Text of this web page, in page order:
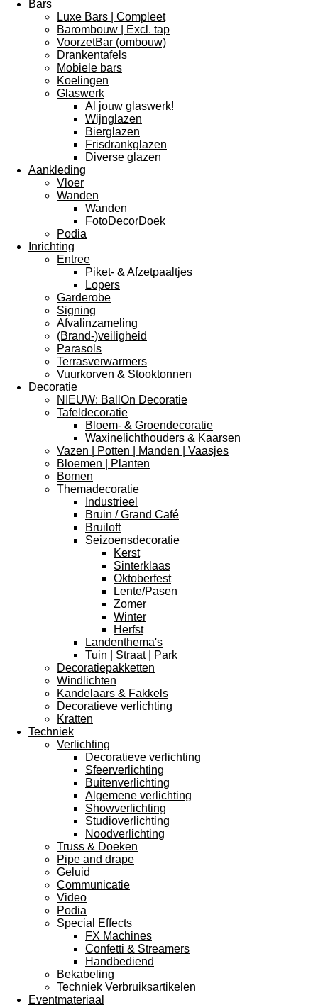
Bars
Luxe Bars | Compleet
Barombouw | Excl. tap
VoorzetBar (ombouw)
Drankentafels
Mobiele bars
Koelingen
Glaswerk
Al jouw glaswerk!
Wijnglazen
Bierglazen
Frisdrankglazen
Diverse glazen
Aankleding
Vloer
Wanden
Wanden
FotoDecorDoek
Podia
Inrichting
Entree
Piket- & Afzetpaaltjes
Lopers
Garderobe
Signing
Afvalinzameling
(Brand-)veiligheid
Parasols
Terrasverwarmers
Vuurkorven & Stooktonnen
Decoratie
NIEUW: BallOn Decoratie
Tafeldecoratie
Bloem- & Groendecoratie
Waxinelichthouders & Kaarsen
Vazen | Potten | Manden | Vaasjes
Bloemen | Planten
Bomen
Themadecoratie
Industrieel
Bruin / Grand Café
Bruiloft
Seizoensdecoratie
Kerst
Sinterklaas
Oktoberfest
Lente/Pasen
Zomer
Winter
Herfst
Landenthema's
Tuin | Straat | Park
Decoratiepakketten
Windlichten
Kandelaars & Fakkels
Decoratieve verlichting
Kratten
Techniek
Verlichting
Decoratieve verlichting
Sfeerverlichting
Buitenverlichting
Algemene verlichting
Showverlichting
Studioverlichting
Noodverlichting
Truss & Doeken
Pipe and drape
Geluid
Communicatie
Video
Podia
Special Effects
FX Machines
Confetti & Streamers
Handbediend
Bekabeling
Techniek Verbruiksartikelen
Eventmateriaal